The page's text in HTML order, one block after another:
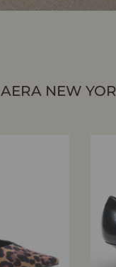
AERA NEW